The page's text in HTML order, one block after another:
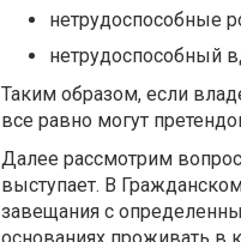
нетрудоспособные
нетрудоспособный
Таким образом, если
все равно могут
Далее рассмотрим
выступает. В
завещания с